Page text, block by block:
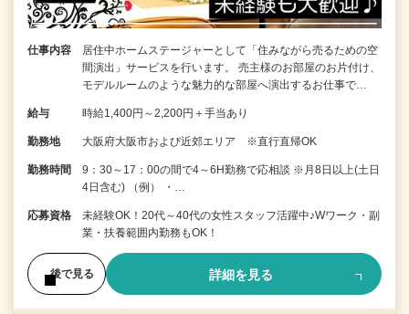
仕事内容
居住中ホームステージャーとして「住みながら売るための空
間演出」サービスを行います。 売主様のお部屋のお片付け、
モデルルームのような魅力的な部屋へ演出するお仕事で…
給与 時給1,400円～2,200円＋手当あり
勤務地 大阪府大阪市および近郊エリア ※直行直帰OK
勤務時間
9：30～17：00の間で4～6H勤務で応相談 ※月8日以上(土日
4日含む) （例） ・…
応募資格
未経験OK！20代～40代の女性スタッフ活躍中♪Wワーク・副
業・扶養範囲内勤務もOK！
後で見る 詳細を見る